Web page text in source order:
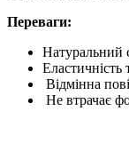
Переваги:
Натуральний
Еластичність
Відмінна
Не втрачає